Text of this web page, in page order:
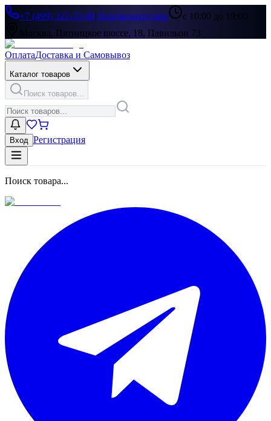
+7 (499) 322-33-86|Перезвоните мне
с 10:00 до 19:00
Москва, Пятницкое шоссе, 18, Павильон 73
ОплатаДоставка и Самовывоз
Каталог товаров
Поиск товаров...
Вход Регистрация
Поиск товара...